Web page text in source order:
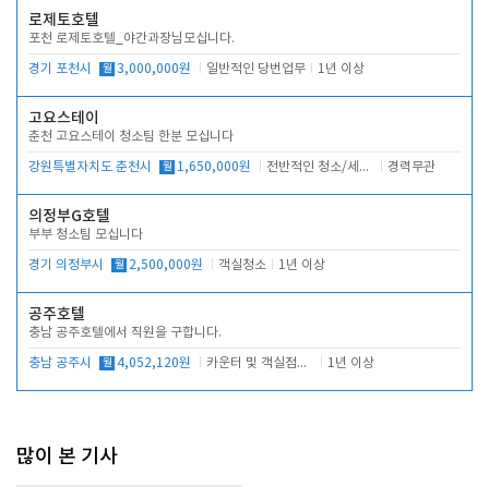
로제토호텔
포천 로제토호텔_야간과장님모십니다.
경기 포천시 월 3,000,000원 일반적인 당번업무 1년 이상
고요스테이
춘천 고요스테이 청소팀 한분 모십니다
강원특별자치도 춘천시 월 1,650,000원 전반적인 청소/세탁업무 경력무관
의정부G호텔
부부 청소팀 모십니다
경기 의정부시 월 2,500,000원 객실청소 1년 이상
공주호텔
충남 공주호텔에서 직원을 구합니다.
충남 공주시 월 4,052,120원 카운터 및 객실점검(당번업무) 1년 이상
많이 본 기사